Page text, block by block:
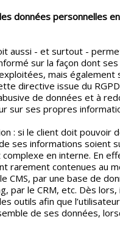
données personnelles
aussi - et surtout -
sur la façon dont
mais également
directive issue du
de données et à
sur ses propres
: si le client doit pouvoir
ses informations soient
en interne. En
rarement contenues au
CMS, par une base de
par le CRM, etc. Dès lors,
outils afin que
de ses données,